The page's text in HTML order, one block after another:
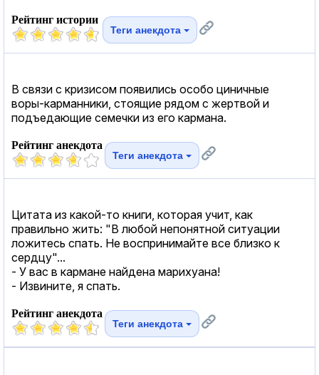
Рейтинг истории
Теги анекдота
В связи с кризисом появились особо циничные
воры-карманники, стоящие рядом с жертвой и
подъедающие семечки из его кармана.
Рейтинг анекдота
Теги анекдота
Цитата из какой-то книги, которая учит, как
правильно жить: "В любой непонятной ситуации
ложитесь спать. Не воспринимайте все близко к
сердцу"...
- У вас в кармане найдена мapихyaна!
- Извините, я спать.
Рейтинг анекдота
Теги анекдота